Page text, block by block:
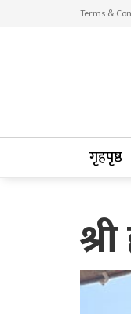
Terms &
गृहपृष्ठ